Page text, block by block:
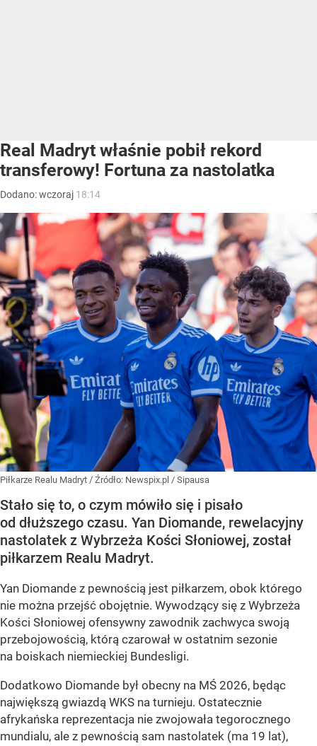
Real Madryt właśnie pobił rekord
transferowy! Fortuna za nastolatka
Dodano:wczoraj 18:14
Piłkarze Realu Madryt / Źródło: Newspix.pl / Sipausa
Stało się to, o czym mówiło się i pisało
od dłuższego czasu. Yan Diomande, rewelacyjny
nastolatek z Wybrzeża Kości Słoniowej, został
piłkarzem Realu Madryt.
Yan Diomande z pewnością jest piłkarzem, obok którego
nie można przejść obojętnie. Wywodzący się z Wybrzeża
Kości Słoniowej ofensywny zawodnik zachwyca swoją
przebojowością, którą czarował w ostatnim sezonie
na boiskach niemieckiej Bundesligi.
Dodatkowo Diomande był obecny na MŚ 2026, będąc
największą gwiazdą WKS na turnieju. Ostatecznie
afrykańska reprezentacja nie zwojowała tegorocznego
mundialu, ale z pewnością sam nastolatek (ma 19 lat),